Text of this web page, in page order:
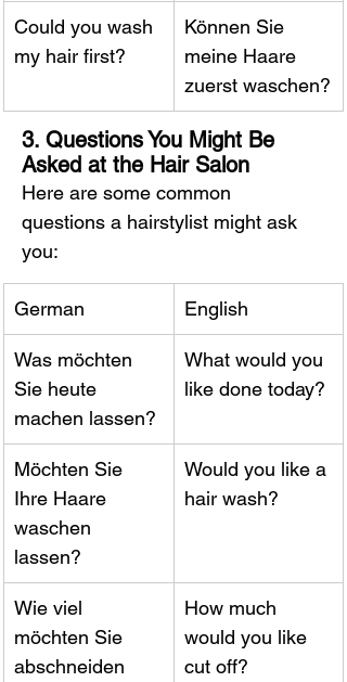
Could you wash
my hair first?
Können Sie
meine Haare
zuerst waschen?
3. Questions You Might Be
Asked at the Hair Salon
Here are some common
questions a hairstylist might ask
you:
German English
Was möchten
Sie heute
machen lassen?
What would you
like done today?
Möchten Sie
Ihre Haare
waschen
lassen?
Would you like a
hair wash?
Wie viel
möchten Sie
abschneiden
How much
would you like
cut off?